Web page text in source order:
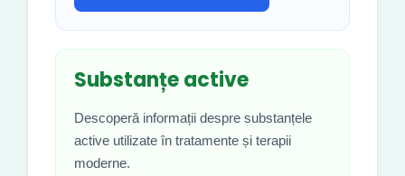
Substanțe active
Descoperă informații despre substanțele
active utilizate în tratamente și terapii
moderne.